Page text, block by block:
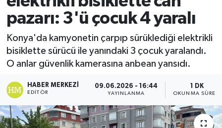
pazarı: 3'ü çocuk 4 yaralı
Konya'da kamyonetin çarpıp sürüklediği elektrikli
bisiklette sürücü ile yanındaki 3 çocuk yaralandı.
O anlar güvenlik kamerasına anbean yansıdı.
HABER MERKEZI
EDITÖR
09.06.2026 - 16:44
YAYINLANMA
1 DK
OKUNMA SÜRESI
Ekonomi
Sağlık
Tokat Haber